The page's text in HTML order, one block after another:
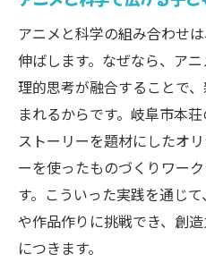
アニメと科学の組み合わせ
伸ばします。なぜなら、ア
理的思考が融合することで
まれるからです。岐阜市本
ストーリーを題材にしたオ
ーを使ったものづくりワー
す。こういった実践を通じ
や作品作りに挑戦でき、創
につきます。